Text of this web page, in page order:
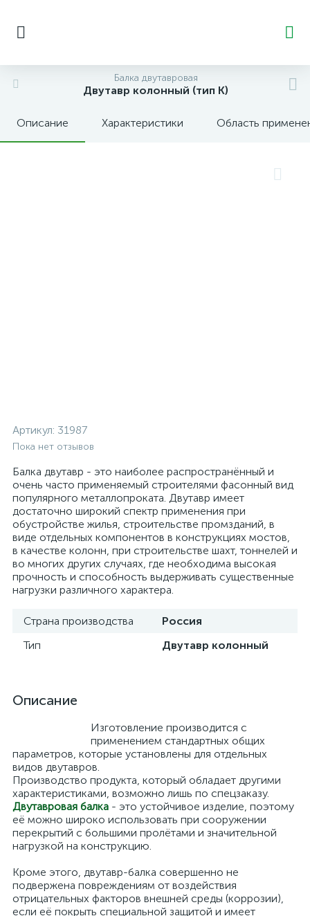
Балка двутавровая
Двутавр колонный (тип К)
Описание Характеристики Область
Артикул: 31987
Пока нет отзывов
Балка двутавр - это наиболее распространённый и
очень часто применяемый строителями фасонный вид
популярного металлопроката. Двутавр имеет
достаточно широкий спектр применения при
обустройстве жилья, строительстве промзданий, в
виде отдельных компонентов в конструкциях мостов,
в качестве колонн, при строительстве шахт, тоннелей и
во многих других случаях, где необходима высокая
прочность и способность выдерживать существенные
нагрузки различного характера.
Страна производства
Россия
Тип
Двутавр колонный
Описание
Изготовление производится с
применением стандартных общих
параметров, которые установлены для отдельных
видов двутавров.
Производство продукта, который обладает другими
характеристиками, возможно лишь по спецзаказу.
Двутавровая балка - это устойчивое изделие, поэтому
её можно широко использовать при сооружении
перекрытий с большими пролётами и значительной
нагрузкой на конструкцию.
Кроме этого, двутавр-балка совершенно не
подвержена повреждениям от воздействия
отрицательных факторов внешней среды (коррозии),
если её покрыть специальной защитой и имеет